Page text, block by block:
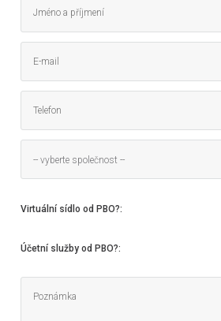
-- vyberte společnost --
Virtuální sídlo od PBO?:
Účetní služby od PBO?: